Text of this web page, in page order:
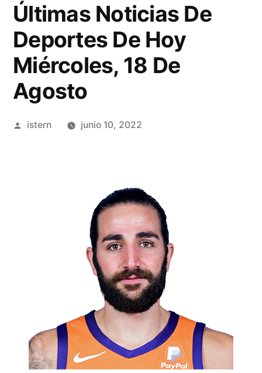
Últimas Noticias De
Deportes De Hoy
Miércoles, 18 De
Agosto
Publicado
istern junio 10, 2022